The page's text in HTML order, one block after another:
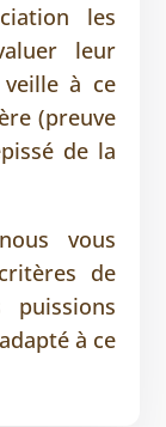
les
leur
à ce
(preuve
de la
vous
de
à ce